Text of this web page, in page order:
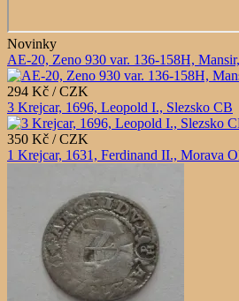
Novinky
AE-20, Zeno 930 var. 136-158H,
294 Kč / CZK
3 Krejcar, 1696, Leopold I., Slezsko CB
350 Kč / CZK
1 Krejcar, 1631, Ferdinand II., Morava